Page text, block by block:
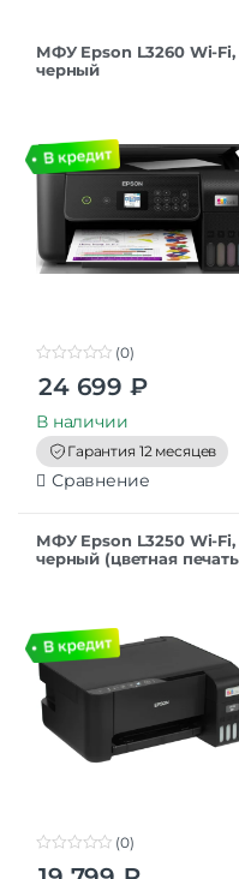
МФУ Epson L3260 Wi-Fi,
черный
o
t
o
f
5
(0)
24 699 ₽
В наличии
Гарантия 12 месяцев
Сравнение
МФУ Epson L3250 Wi-Fi,
черный (цветная
(0)